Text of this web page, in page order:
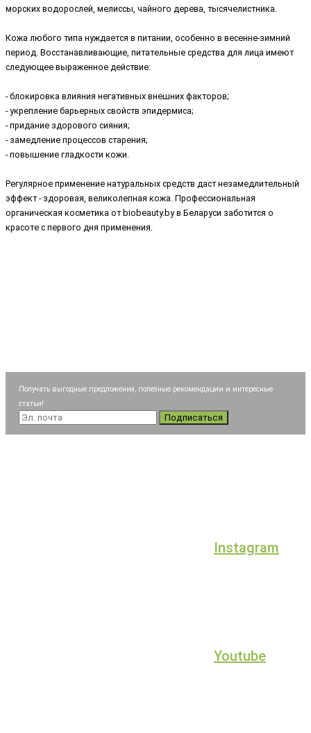
морских водорослей, мелиссы, чайного дерева, тысячелистника.
Кожа любого типа нуждается в питании, особенно в весенне-зимний
период. Восстанавливающие, питательные средства для лица имеют
следующее выраженное действие:
- блокировка влияния негативных внешних факторов;
- укрепление барьерных свойств эпидермиса;
- придание здорового сияния;
- замедление процессов старения;
- повышение гладкости кожи.
Регулярное применение натуральных средств даст незамедлительный
эффект - здоровая, великолепная кожа. Профессиональная
органическая косметика от biobeauty.by в Беларуси заботится о
красоте с первого дня применения.
Получать выгодные предложения, полезные рекомендации и интересные
статьи!
Подписаться
Instagram
Youtube